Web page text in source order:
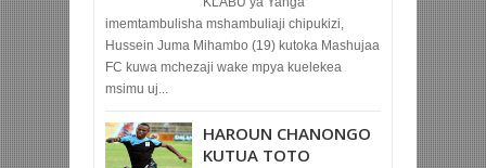
imemtambulisha mshambuliaji chipukizi,
Hussein Juma Mihambo (19) kutoka Mashujaa
FC kuwa mchezaji wake mpya kuelekea
msimu uj...
HAROUN CHANONGO
KUTUA TOTO